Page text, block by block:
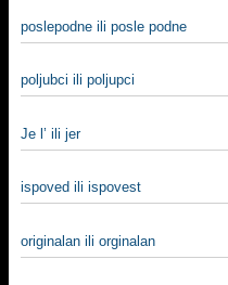
poslepodne ili posle podne
poljubci ili poljupci
Je l’ ili jer
ispoved ili ispovest
originalan ili orginalan